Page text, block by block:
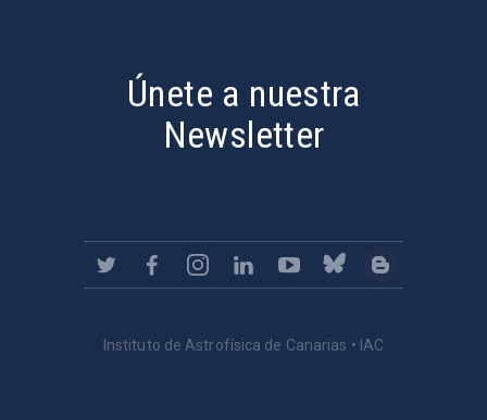
Únete a nuestra
Newsletter
Instituto de Astrofísica de Canarias • IAC